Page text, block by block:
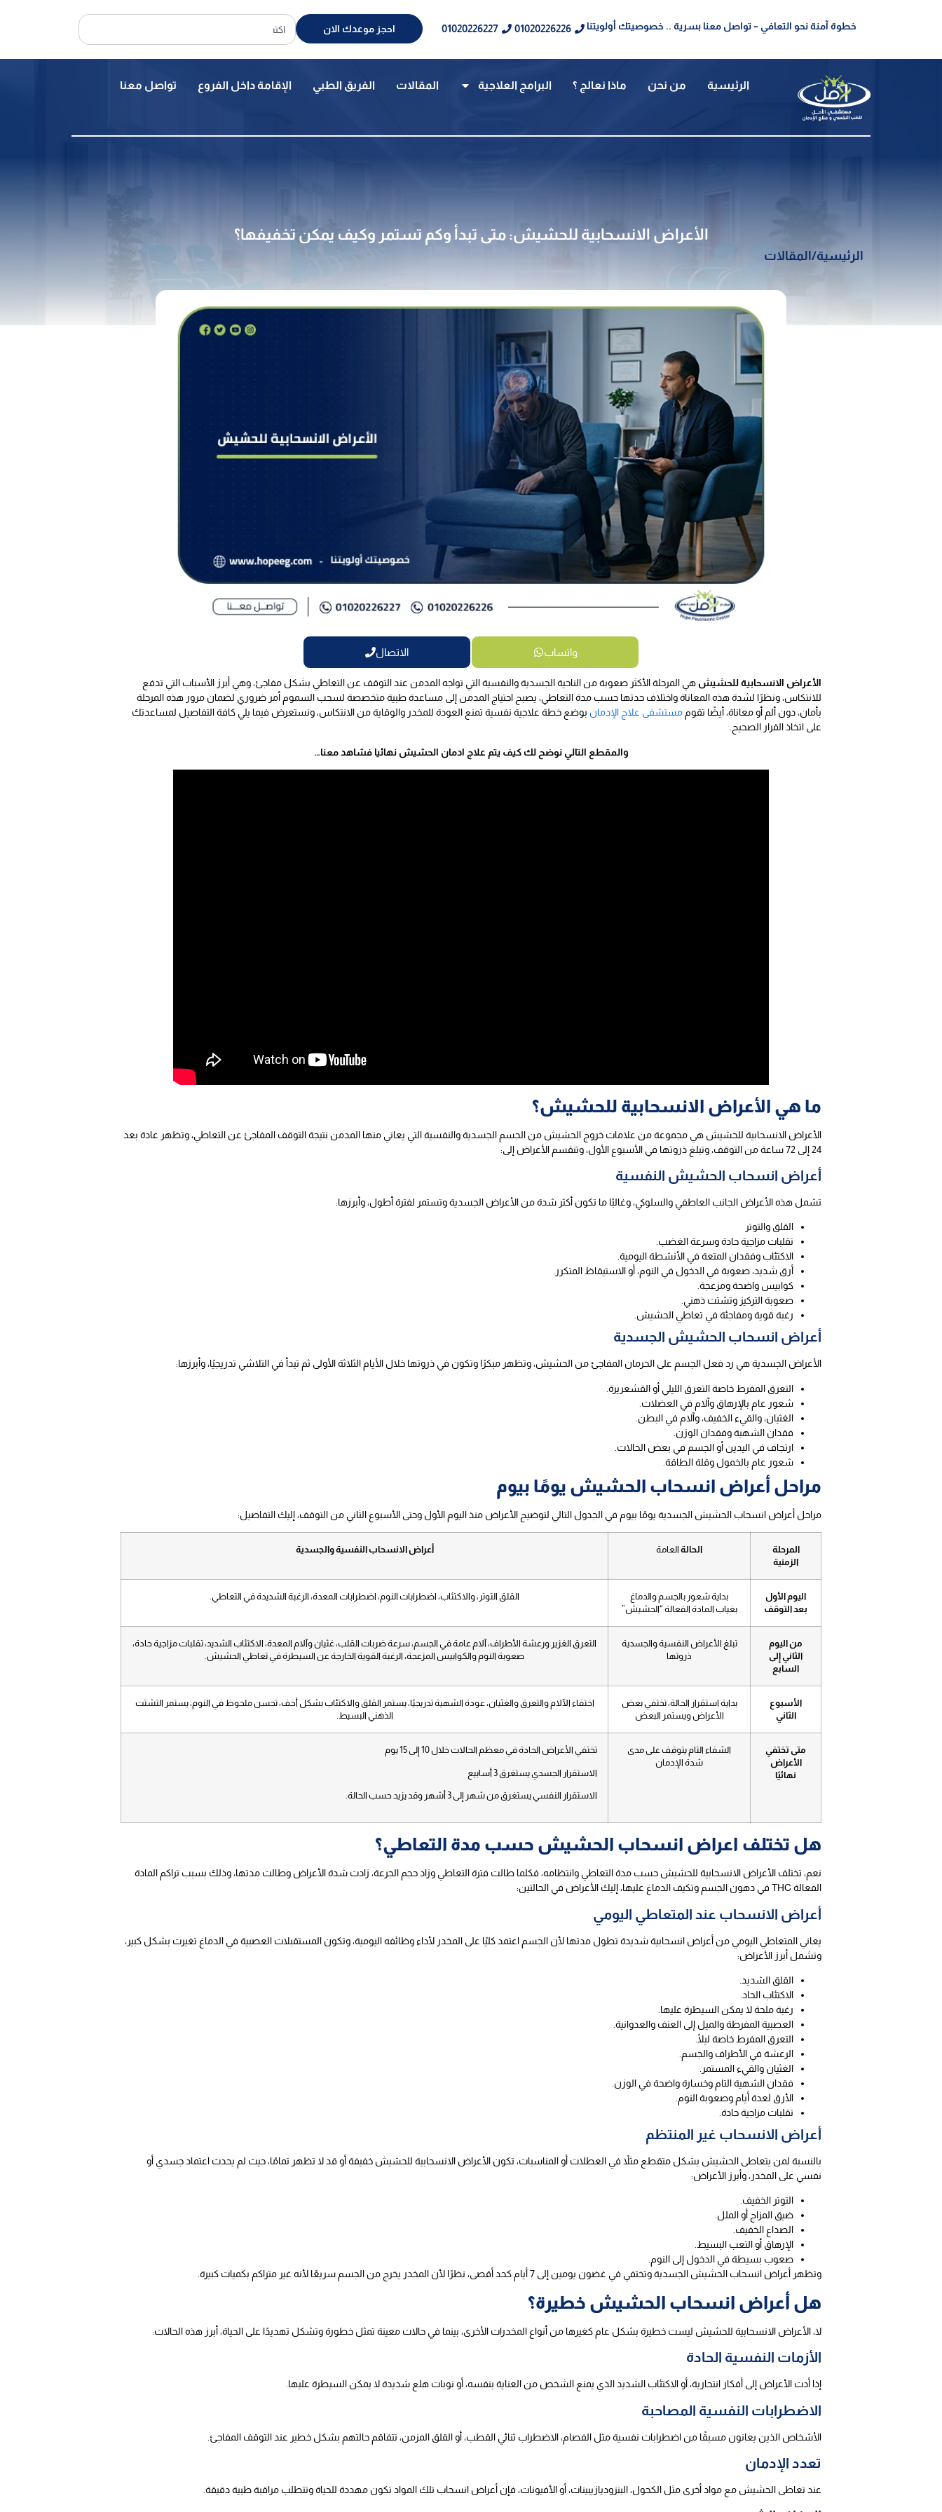
خطوة آمنة نحو التعافي – تواصل معنا بسرية .. خصوصيتك أولويتنا 01020226226
01020226227 احجز موعدك الان
الرئيسية من نحن ماذا نعالج ؟ البرامج العلاجية المقالات الفريق الطبي الإقامة داخل الفروع تواصل معنا
الأعراض الانسحابية للحشيش: متى تبدأ وكم تستمر وكيف يمكن تخفيفها؟
الرئيسية/المقالات
واتساب الاتصال
الأعراض الانسحابية للحشيش هي المرحلة الأكثر صعوبة من الناحية الجسدية والنفسية التي تواجه المدمن عند التوقف عن التعاطي بشكل مفاجئ، وهي أبرز الأسباب التي تدفع
للانتكاس، ونظرًا لشدة هذه المعاناة واختلاف حدتها حسب مدة التعاطي، يصبح احتياج المدمن إلى مساعدة طبية متخصصة لسحب السموم أمر ضروري لضمان مرور هذه المرحلة
بأمان، دون ألم أو معاناة، أيضًا تقوم مستشفى علاج الإدمان بوضع خطة علاجية نفسية تمنع العودة للمخدر والوقاية من الانتكاس، ونستعرض فيما يلي كافة التفاصيل لمساعدتك
على اتخاذ القرار الصحيح.
والمقطع التالي نوضح لك كيف يتم علاج ادمان الحشيش نهائيا فشاهد معنا…
ما هي الأعراض الانسحابية للحشيش؟
الأعراض الانسحابية للحشيش هي مجموعة من علامات خروج الحشيش من الجسم الجسدية والنفسية التي يعاني منها المدمن نتيجة التوقف المفاجئ عن التعاطي، وتظهر عادة بعد
24 إلى 72 ساعة من التوقف، وتبلغ ذروتها في الأسبوع الأول، وتنقسم الأعراض إلى:
أعراض انسحاب الحشيش النفسية
تشمل هذه الأعراض الجانب العاطفي والسلوكي، وغالبًا ما تكون أكثر شدة من الأعراض الجسدية وتستمر لفترة أطول، وأبرزها:
القلق والتوتر
تقلبات مزاجية حادة وسرعة الغضب.
الاكتئاب وفقدان المتعة في الأنشطة اليومية.
أرق شديد، صعوبة في الدخول في النوم، أو الاستيقاظ المتكرر.
كوابيس واضحة ومزعجة.
صعوبة التركيز وتشتت ذهني.
رغبة قوية ومفاجئة في تعاطي الحشيش.
أعراض انسحاب الحشيش الجسدية
الأعراض الجسدية هي رد فعل الجسم على الحرمان المفاجئ من الحشيش، وتظهر مبكرًا وتكون في ذروتها خلال الأيام الثلاثة الأولى ثم تبدأ في التلاشي تدريجيًا، وأبرزها:
التعرق المفرط خاصة التعرق الليلي أو القشعريرة.
شعور عام بالإرهاق وآلام في العضلات.
الغثيان، والقيء الخفيف، وآلام في البطن.
فقدان الشهية وفقدان الوزن.
ارتجاف في اليدين أو الجسم في بعض الحالات.
شعور عام بالخمول وقلة الطاقة.
مراحل أعراض انسحاب الحشيش يومًا بيوم
مراحل أعراض انسحاب الحشيش الجسدية يومًا بيوم في الجدول التالي لتوضيح الأعراض منذ اليوم الأول وحتى الأسبوع الثاني من التوقف، إليك التفاصيل:
المرحلة
الزمنية
الحالة العامة أعراض الانسحاب النفسية والجسدية
اليوم الأول
بعد التوقف
بداية شعور بالجسم والدماغ
بغياب المادة الفعالة “الحشيش”
القلق التوتر، والاكتئاب، اضطرابات النوم، اضطرابات المعدة، الرغبة الشديدة في التعاطي.
من اليوم
الثاني إلى
السابع
تبلغ الأعراض النفسية والجسدية
ذروتها
التعرق الغزير ورعشة الأطراف، آلام عامة في الجسم، سرعة ضربات القلب، غثيان وآلام المعدة، الاكتئاب الشديد، تقلبات مزاجية حادة،
صعوبة النوم والكوابيس المزعجة، الرغبة القوية الخارجة عن السيطرة في تعاطي الحشيش.
الأسبوع
الثاني
بداية استقرار الحالة، تختفي بعض
الأعراض ويستمر البعض
اختفاء الآلام والتعرق والغثيان، عودة الشهية تدريجيًا، يستمر القلق والاكتئاب بشكل أخف، تحسن ملحوظ في النوم، يستمر التشتت
الذهني البسيط.
متى تختفي
الأعراض
نهائيًا
الشفاء التام يتوقف على مدى
شدة الإدمان
تختفي الأعراض الحادة في معظم الحالات خلال 10 إلى 15 يوم
الاستقرار الجسدي يستغرق 3 أسابيع
الاستقرار النفسي يستغرق من شهر إلى 3 أشهر وقد يزيد حسب الحالة.
هل تختلف اعراض انسحاب الحشيش حسب مدة التعاطي؟
نعم، تختلف الأعراض الانسحابية للحشيش حسب مدة التعاطي وانتظامه، فكلما طالت فترة التعاطي وزاد حجم الجرعة، زادت شدة الأعراض وطالت مدتها، وذلك بسبب تراكم المادة
الفعالة THC في دهون الجسم وتكيف الدماغ عليها، إليك الأعراض في الحالتين:
أعراض الانسحاب عند المتعاطي اليومي
يعاني المتعاطي اليومي من أعراض انسحابية شديدة تطول مدتها لأن الجسم اعتمد كليًا على المخدر لأداء وظائفه اليومية، وتكون المستقبلات العصبية في الدماغ تغيرت بشكل كبير،
وتشمل أبرز الأعراض:
القلق الشديد.
الاكتئاب الحاد.
رغبة ملحة لا يمكن السيطرة عليها.
العصبية المفرطة والميل إلى العنف والعدوانية.
التعرق المفرط خاصة ليلًا.
الرعشة في الأطراف والجسم.
الغثيان والقيء المستمر.
فقدان الشهية التام وخسارة واضحة في الوزن.
الأرق لعدة أيام وصعوبة النوم.
تقلبات مزاجية حادة.
أعراض الانسحاب غير المنتظم
بالنسبة لمن يتعاطى الحشيش بشكل متقطع مثلاً في العطلات أو المناسبات، تكون الأعراض الانسحابية للحشيش خفيفة أو قد لا تظهر تمامًا، حيث لم يحدث اعتماد جسدي أو
نفسي على المخدر، وأبرز الأعراض:
التوتر الخفيف.
ضيق المزاج أو الملل.
الصداع الخفيف.
الإرهاق أو التعب البسيط.
صعوب بسيطة في الدخول إلى النوم.
وتظهر أعراض انسحاب الحشيش الجسدية وتختفي في غضون يومين إلى 7 أيام كحد أقصى، نظرًا لأن المخدر يخرج من الجسم سريعًا لأنه غير متراكم بكميات كبيرة.
هل أعراض انسحاب الحشيش خطيرة؟
لا، الأعراض الانسحابية للحشيش ليست خطيرة بشكل عام كغيرها من أنواع المخدرات الأخرى، بينما في حالات معينة تمثل خطورة وتشكل تهديدًا على الحياة، أبرز هذه الحالات:
الأزمات النفسية الحادة
إذا أدت الأعراض إلى أفكار انتحارية، أو الاكتئاب الشديد الذي يمنع الشخص من العناية بنفسه، أو نوبات هلع شديدة لا يمكن السيطرة عليها.
الاضطرابات النفسية المصاحبة
الأشخاص الذين يعانون مسبقًا من اضطرابات نفسية مثل الفصام، الاضطراب ثنائي القطب، أو القلق المزمن، تتفاقم حالتهم بشكل خطير عند التوقف المفاجئ.
تعدد الإدمان
عند تعاطى الحشيش مع مواد أخرى مثل الكحول، البنزوديازيبينات، أو الأفيونات، فإن أعراض انسحاب تلك المواد تكون مهددة للحياة وتتطلب مراقبة طبية دقيقة.